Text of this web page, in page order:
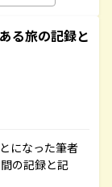
る旅の記録と
になった筆者
の記録と記